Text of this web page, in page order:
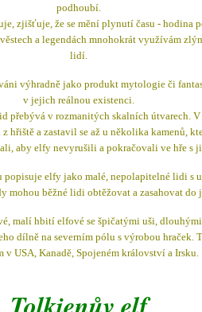
podhoubí.
zjišťuje, že se mění plynutí času - hodina
a legendách mnohokrát využívám
lidí.
výhradně jako produkt mytologie či
v jejich reálnou existenci.
přebývá v rozmanitých skalních útvarech.
hřiště a zastavil se až u několika kamenů,
aby elfy nevyrušili a pokračovali ve hře s
elfy jako malé, nepolapitelné lidi s
mohou běžné lidi obtěžovat a zasahovat do
malí hbití elfové se špičatými uši,
dílně na severním pólu s výrobou hraček.
v USA, Kanadě, Spojeném království a Irsku.